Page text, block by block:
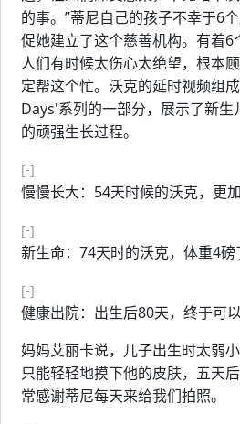
的事。”蒂尼自己的孩子不幸于6
促她建立了这个慈善机构。有着6
人们有时候太伤心太绝望，根本
定帮这个忙。沃克的延时视频组
Days'系列的一部分，展示了新生
的顽强生长过程。
[-]
慢慢长大：54天时候的沃克，更
[-]
新生命：74天时的沃克，体重4磅
[-]
健康出院：出生后80天，终于可
妈妈艾丽卡说，儿子出生时太弱
只能轻轻地摸下他的皮肤，五天
常感谢蒂尼每天来给我们拍照。